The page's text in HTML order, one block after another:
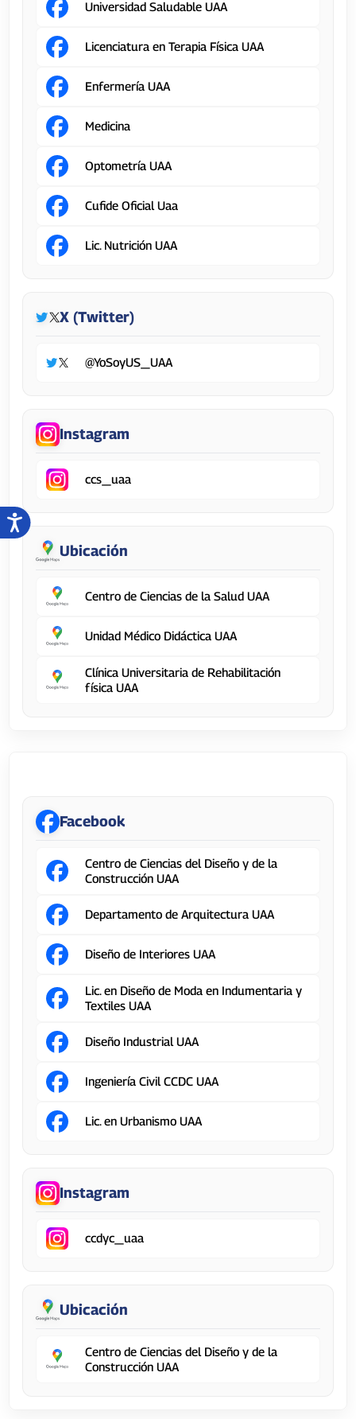
Universidad Saludable UAA
Licenciatura en Terapia Física UAA
Enfermería UAA
Medicina
Optometría UAA
Cufide Oficial Uaa
Lic. Nutrición UAA
X (Twitter)
@YoSoyUS_UAA
Instagram
ccs_uaa
Ubicación
Centro de Ciencias de la Salud UAA
Unidad Médico Didáctica UAA
Clínica Universitaria de Rehabilitación
física UAA
Facebook
Centro de Ciencias del Diseño y de la
Construcción UAA
Departamento de Arquitectura UAA
Diseño de Interiores UAA
Lic. en Diseño de Moda en Indumentaria y
Textiles UAA
Diseño Industrial UAA
Ingeniería Civil CCDC UAA
Lic. en Urbanismo UAA
Instagram
ccdyc_uaa
Ubicación
Centro de Ciencias del Diseño y de la
Construcción UAA